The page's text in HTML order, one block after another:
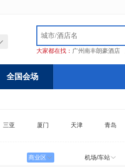
大家都在找： 广州南丰朗豪酒店
全国会场
三亚 厦门 天津 青岛
商业区 机场/车站